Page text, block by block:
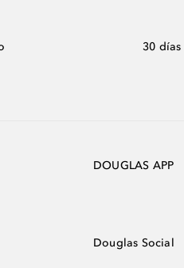
30
DOUGLAS APP
Douglas Social